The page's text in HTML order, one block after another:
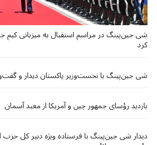
شی جین‌پینگ در مراسم استقبال به میزبانی
کرد
شی جین‌پینگ با نخست‌وزیر پاکستان دیدار و
بازدید رؤسای جمهور چین و آمریکا از معبد آسمان
دیدار شی جین‌پینگ با فرستاده ویژه دبیر کل حزب